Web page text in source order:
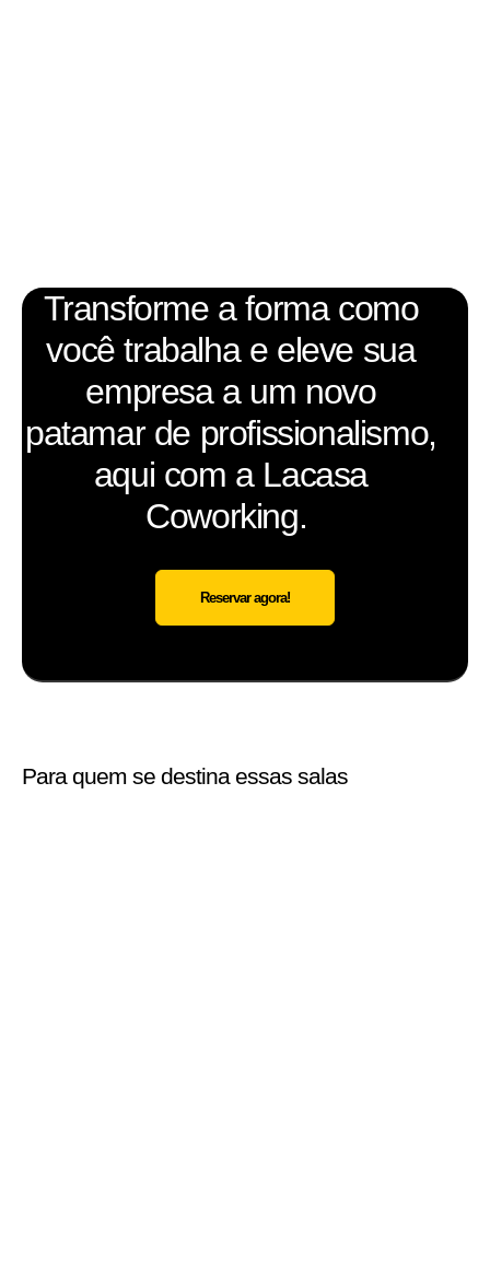
Transforme a forma como
você trabalha e eleve sua
empresa a um novo
patamar de profissionalismo,
aqui com a Lacasa
Coworking. ​
Reservar agora!
Para quem se destina essas salas